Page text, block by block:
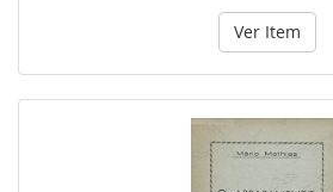
Ver Item